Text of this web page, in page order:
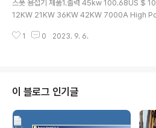
스폿 용접기 제품1.출력 45kw 100.68US $
12KW 21KW 36KW 42KW 7000A High
y Storage Welding Copper/A Smarter
3.39US $ 22% OFF|GLITTER 801D
acity Spot Welding machine 12KW
er Spot Welder 0.2mm Pure Ni..
1 0 2023. 9. 6.
이 블로그 인기글